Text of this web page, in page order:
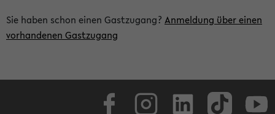
Sie haben schon einen Gastzugang? Anmeldung über einen
vorhandenen Gastzugang